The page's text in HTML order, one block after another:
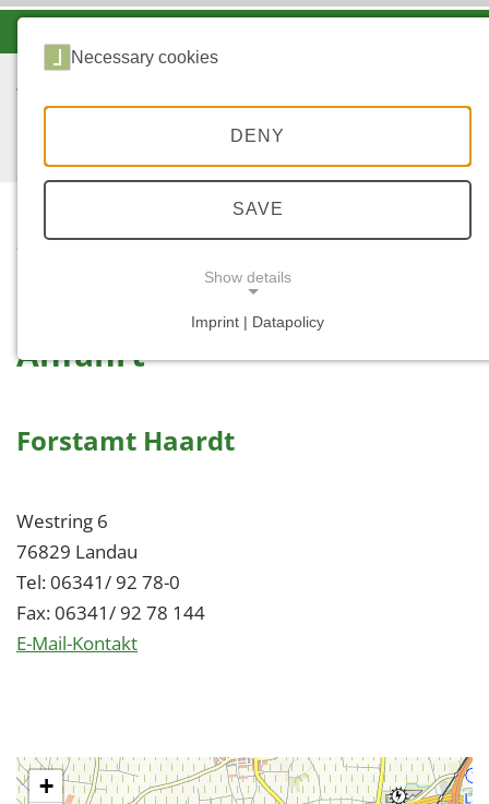
STARTSEITE
...
Anfahrt
Forstamt Haardt
Westring 6
76829 Landau
Tel: 06341/ 92 78-0
Fax: 06341/ 92 78 144
E-Mail-Kontakt
+
Necessary cookies
DENY
SAVE
Show details
Imprint | Datapolicy